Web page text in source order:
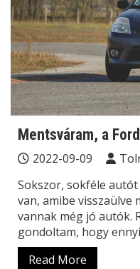
Mentsváram, a
2022-09-09
Sokszor, sokféle
van, amibe visszaülve
vannak még jó autók.
gondoltam, hogy
Read More